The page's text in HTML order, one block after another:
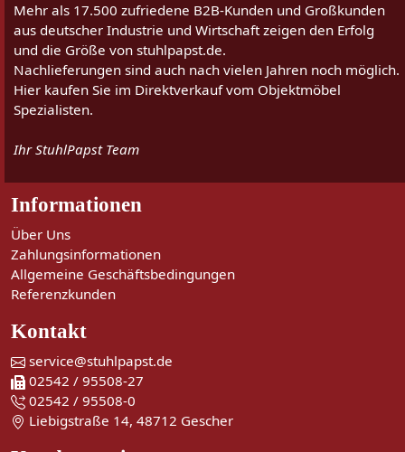
Mehr als 17.500 zufriedene B2B-Kunden und Großkunden
aus deutscher Industrie und Wirtschaft zeigen den Erfolg
und die Größe von stuhlpapst.de.
Nachlieferungen sind auch nach vielen Jahren noch möglich.
Hier kaufen Sie im Direktverkauf vom Objektmöbel
Spezialisten.
Ihr StuhlPapst Team
Informationen
Über Uns
Zahlungsinformationen
Allgemeine Geschäftsbedingungen
Referenzkunden
Kontakt
service@stuhlpapst.de
02542 / 95508-27
02542 / 95508-0
Liebigstraße 14, 48712 Gescher